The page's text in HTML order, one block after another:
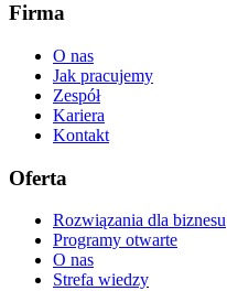
Firma
O nas
Jak pracujemy
Zespół
Kariera
Kontakt
Oferta
Rozwiązania dla biznesu
Programy otwarte
O nas
Strefa wiedzy